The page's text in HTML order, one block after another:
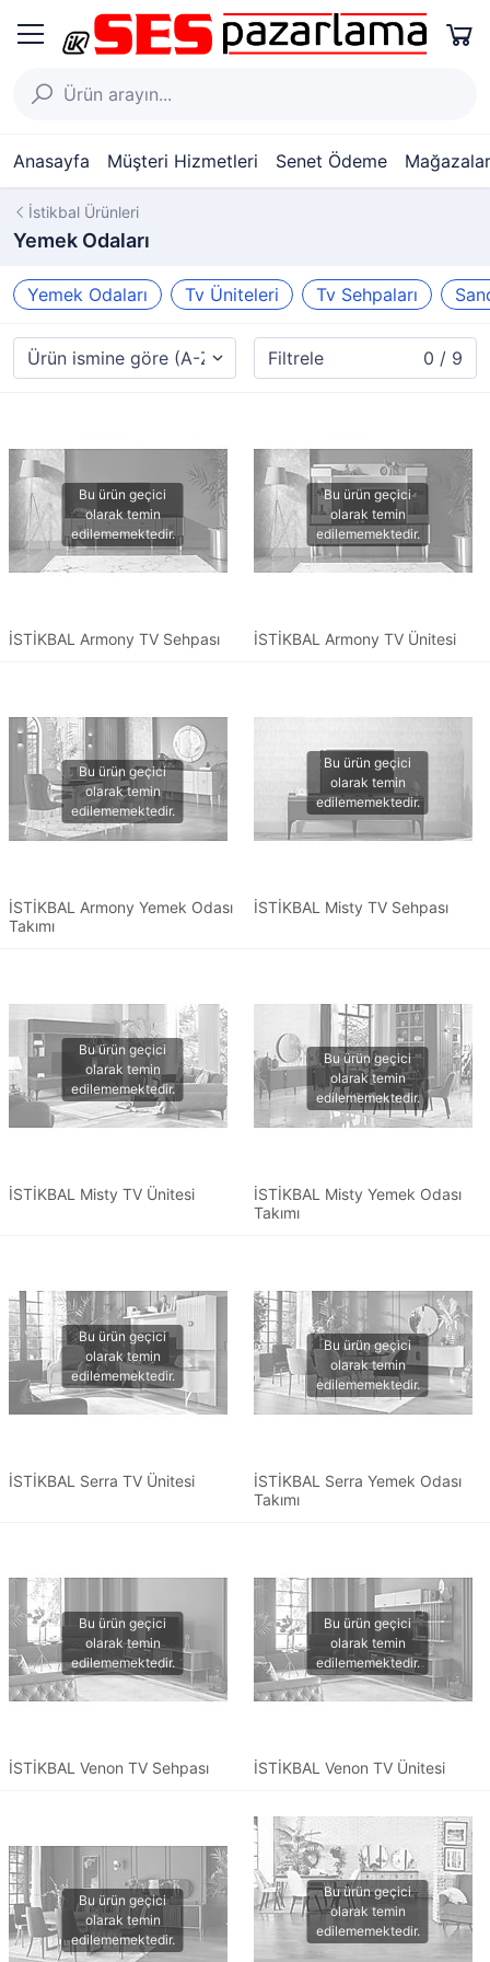
Anasayfa Müşteri Hizmetleri Senet Ödeme
İstikbal Ürünleri
Yemek Odaları
Yemek Odaları Tv Üniteleri Tv Sehpaları
Filtrele 0 / 9
İSTİKBAL Armony TV Sehpası İSTİKBAL Armony TV Ünitesi
İSTİKBAL Armony Yemek Odası
Takımı
İSTİKBAL Misty TV Sehpası
İSTİKBAL Misty TV Ünitesi
İSTİKBAL Misty Yemek Odası
Takımı
İSTİKBAL Serra TV Ünitesi
İSTİKBAL Serra Yemek Odası
Takımı
İSTİKBAL Venon TV Sehpası İSTİKBAL Venon TV Ünitesi